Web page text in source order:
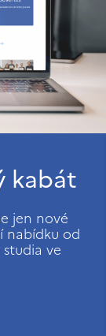
kabát
jen nové
nabídku od
ve